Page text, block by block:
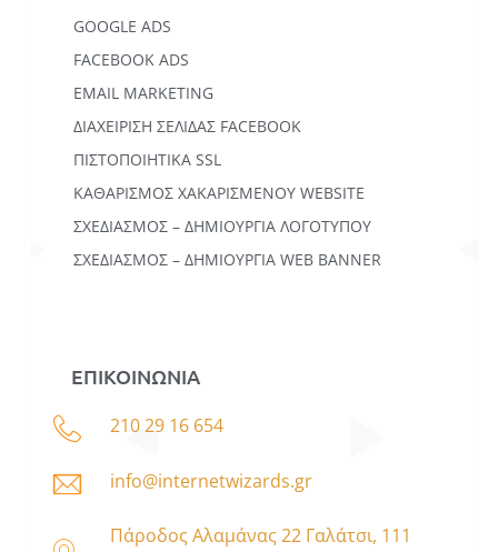
GOOGLE ADS
FACEBOOK ADS
EMAIL MARKETING
ΔΙΑΧΕΙΡΙΣΗ ΣΕΛΙΔΑΣ FACEBOOK
ΠΙΣΤΟΠΟΙΗΤΙΚΑ SSL
ΚΑΘΑΡΙΣΜΟΣ ΧΑΚΑΡΙΣΜΕΝΟΥ WEBSITE
ΣΧΕΔΙΑΣΜΟΣ – ΔΗΜΙΟΥΡΓΙΑ ΛΟΓΟΤΥΠΟΥ
ΣΧΕΔΙΑΣΜΟΣ – ΔΗΜΙΟΥΡΓΙΑ WEB BANNER
ΕΠΙΚΟΙΝΩΝΙΑ
210 29 16 654
info@internetwizards.gr
Πάροδος Αλαμάνας 22 Γαλάτσι, 111